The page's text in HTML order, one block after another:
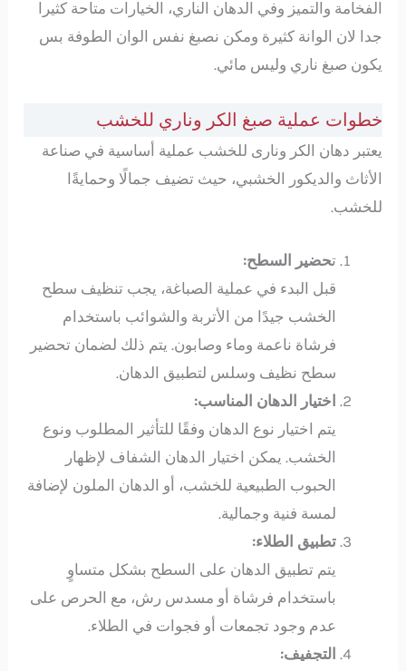
الفخامة والتميز وفي الدهان الناري، الخيارات متاحة كثيرا
جدا لان الوانة كثيرة ومكن نصبغ نفس الوان الطوفة بس
يكون صبغ ناري وليس مائي.
خطوات عملية صبغ الكر وناري للخشب
يعتبر دهان الكر ونارى للخشب عملية أساسية في صناعة
الأثاث والديكور الخشبي، حيث تضيف جمالًا وحمايةًا
للخشب.
تحضير السطح:
قبل البدء في عملية الصباغة، يجب تنظيف سطح
الخشب جيدًا من الأتربة والشوائب باستخدام
فرشاة ناعمة وماء وصابون. يتم ذلك لضمان تحضير
سطح نظيف وسلس لتطبيق الدهان.
اختيار الدهان المناسب:
يتم اختيار نوع الدهان وفقًا للتأثير المطلوب ونوع
الخشب. يمكن اختيار الدهان الشفاف لإظهار
الحبوب الطبيعية للخشب، أو الدهان الملون لإضافة
لمسة فنية وجمالية.
تطبيق الطلاء:
يتم تطبيق الدهان على السطح بشكل متساوٍ
باستخدام فرشاة أو مسدس رش، مع الحرص على
عدم وجود تجمعات أو فجوات في الطلاء.
التجفيف: